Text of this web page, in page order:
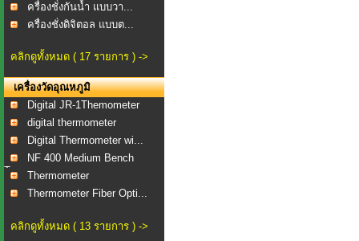
ครื่องชั่งกันน้ำ แบบวา...
ครื่องชั่งดิจิตอล แบบต...
คลิกดูทั้งหมด ( 17 รายการ ) ->
เครื่องวัดอุณหภูมิ
Digital JR-1Themometer
digital thermometer
Digital Thermometer wi...
NF 400 Medium Bench
To...
Thermometer
Thermometer Fiber Opti...
คลิกดูทั้งหมด ( 13 รายการ ) ->